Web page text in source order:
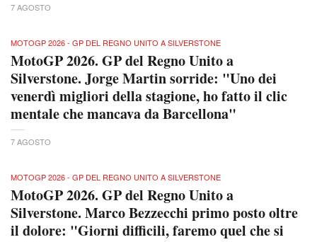
7 AGOSTO
MOTOGP 2026 - GP DEL REGNO UNITO A SILVERSTONE
MotoGP 2026. GP del Regno Unito a
Silverstone. Jorge Martin sorride: "Uno dei
venerdì migliori della stagione, ho fatto il clic
mentale che mancava da Barcellona"
7 AGOSTO
MOTOGP 2026 - GP DEL REGNO UNITO A SILVERSTONE
MotoGP 2026. GP del Regno Unito a
Silverstone. Marco Bezzecchi primo posto oltre
il dolore: "Giorni difficili, faremo quel che si